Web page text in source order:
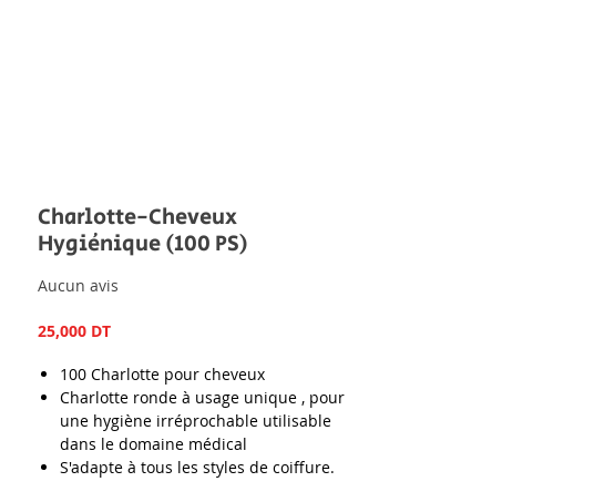
Charlotte-Cheveux
Hygiénique (100 PS)
Aucun avis
25,000 DTPrix
100 Charlotte pour cheveux
Charlotte ronde à usage unique , pour
une hygiène irréprochable utilisable
dans le domaine médical
S'adapte à tous les styles de coiffure.